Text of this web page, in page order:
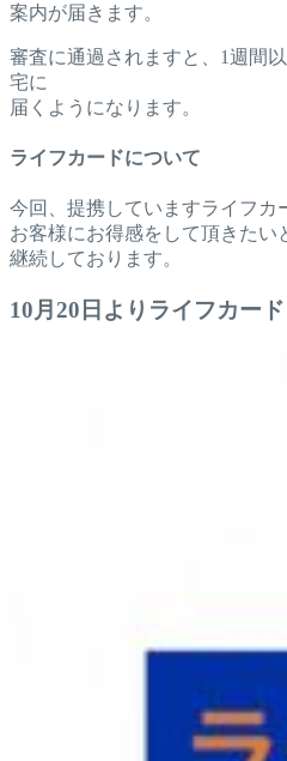
案内が届きます。
審査に通過されますと、1週間
宅に
届くようになります。
ライフカードについて
今回、提携していますライフカ
お客様にお得感をして頂きたい
継続しております。
10月20日よりライフカー